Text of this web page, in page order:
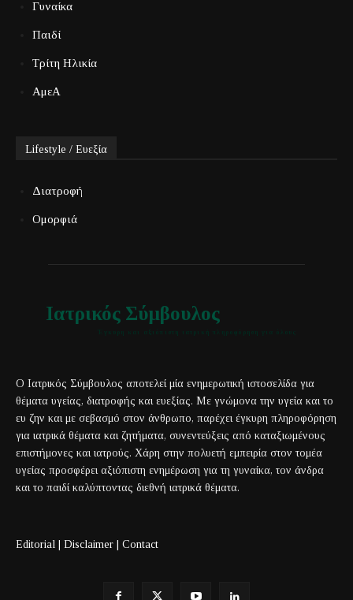
Γυναίκα
Παιδί
Τρίτη Ηλικία
ΑμεΑ
Lifestyle / Ευεξία
Διατροφή
Ομορφιά
Ιατρικός Σύμβουλος
Ο Ιατρικός Σύμβουλος αποτελεί μία ενημερωτική ιστοσελίδα για
θέματα υγείας, διατροφής και ευεξίας. Με γνώμονα την υγεία και το
ευ ζην και με σεβασμό στον άνθρωπο, παρέχει έγκυρη πληροφόρηση
για ιατρικά θέματα και ζητήματα, συνεντεύξεις από καταξιωμένους
επιστήμονες και ιατρούς. Χάρη στην πολυετή εμπειρία στον τομέα
υγείας προσφέρει αξιόπιστη ενημέρωση για τη γυναίκα, τον άνδρα
και το παιδί καλύπτοντας διεθνή ιατρικά θέματα.
Editorial | Disclaimer | Contact